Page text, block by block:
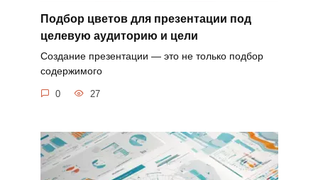
Подбор цветов для презентации под
целевую аудиторию и цели
Создание презентации — это не только подбор
содержимого
0 27